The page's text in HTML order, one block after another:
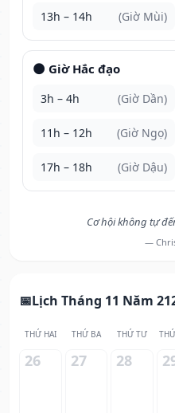
13h – 14h (Giờ Mùi)
🌑 Giờ Hắc đạo
3h – 4h (Giờ Dần)
11h – 12h (Giờ Ngọ)
17h – 18h (Giờ Dậu)
Cơ hội không tự
—
Lịch Tháng 11 Năm
THỨ HAI THỨ BA THỨ TƯ
26 27 28